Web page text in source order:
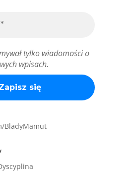
tylko wiadomości o
wpisach.
BladyMamut